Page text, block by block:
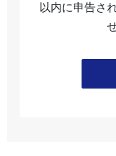
以内に申告さ